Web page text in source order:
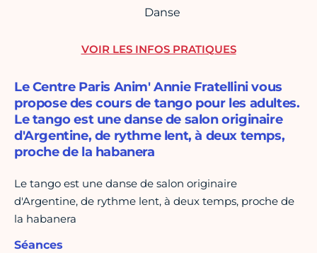
Danse
Le Centre Paris Anim' Annie Fratellini vous
propose des cours de tango pour les adultes.
Le tango est une danse de salon originaire
d'Argentine, de rythme lent, à deux temps,
proche de la habanera
Le tango est une danse de salon originaire
d'Argentine, de rythme lent, à deux temps, proche de
la habanera
Séances
VOIR LES INFOS PRATIQUES